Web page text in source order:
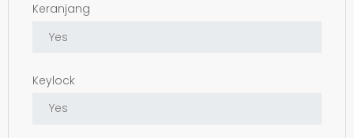
Keranjang
Keylock